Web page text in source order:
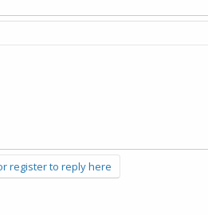
register to reply here.